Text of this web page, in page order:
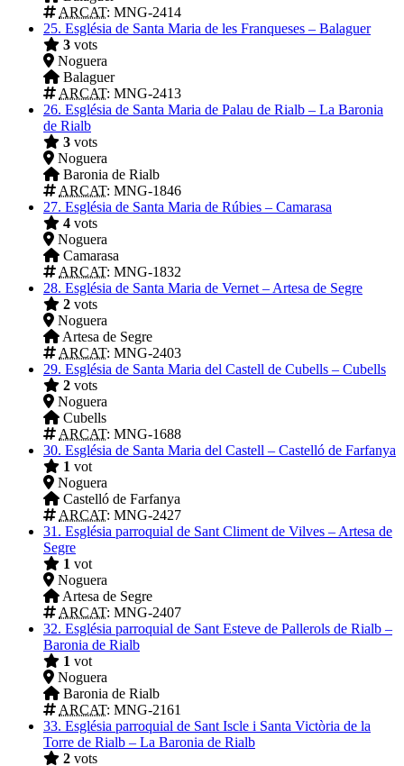
ARCAT: MNG-2414
25. Església de Santa Maria de les Franqueses – Balaguer
3 vots
Noguera
Balaguer
ARCAT: MNG-2413
26. Església de Santa Maria de Palau de Rialb – La Baronia
de Rialb
3 vots
Noguera
Baronia de Rialb
ARCAT: MNG-1846
27. Església de Santa Maria de Rúbies – Camarasa
4 vots
Noguera
Camarasa
ARCAT: MNG-1832
28. Església de Santa Maria de Vernet – Artesa de Segre
2 vots
Noguera
Artesa de Segre
ARCAT: MNG-2403
29. Església de Santa Maria del Castell de Cubells – Cubells
2 vots
Noguera
Cubells
ARCAT: MNG-1688
30. Església de Santa Maria del Castell – Castelló de Farfanya
1 vot
Noguera
Castelló de Farfanya
ARCAT: MNG-2427
31. Església parroquial de Sant Climent de Vilves – Artesa de
Segre
1 vot
Noguera
Artesa de Segre
ARCAT: MNG-2407
32. Església parroquial de Sant Esteve de Pallerols de Rialb –
Baronia de Rialb
1 vot
Noguera
Baronia de Rialb
ARCAT: MNG-2161
33. Església parroquial de Sant Iscle i Santa Victòria de la
Torre de Rialb – La Baronia de Rialb
2 vots